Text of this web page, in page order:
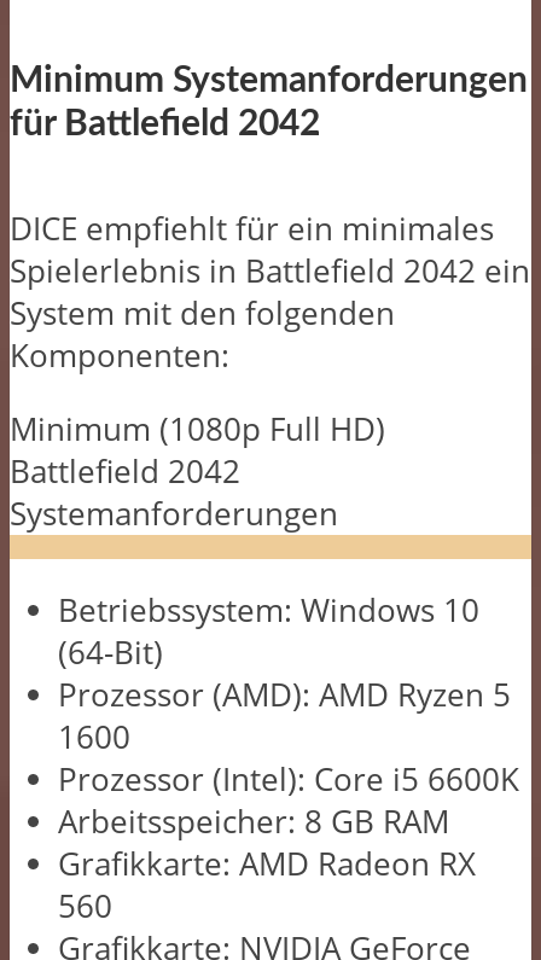
Minimum Systemanforderungen
für Battlefield 2042
DICE empfiehlt für ein minimales
Spielerlebnis in Battlefield 2042 ein
System mit den folgenden
Komponenten:
Minimum (1080p Full HD)
Battlefield 2042
Systemanforderungen
Betriebssystem: Windows 10
(64-Bit)
Prozessor (AMD): AMD Ryzen 5
1600
Prozessor (Intel): Core i5 6600K
Arbeitsspeicher: 8 GB RAM
Grafikkarte: AMD Radeon RX
560
Grafikkarte: NVIDIA GeForce